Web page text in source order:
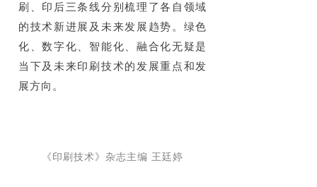
刷、印后三条线分别梳理了各自领域
的技术新进展及未来发展趋势。绿色
化、数字化、智能化、融合化无疑是
当下及未来印刷技术的发展重点和发
展方向。
《印刷技术》杂志主编 王廷婷